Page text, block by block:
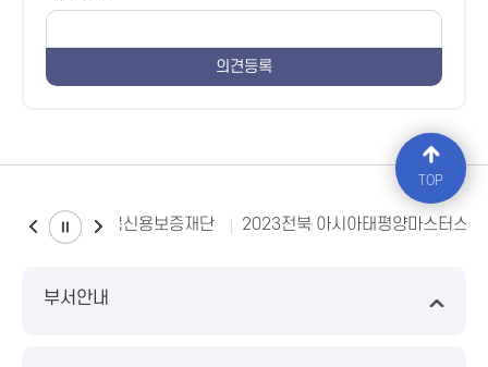
전북신용보증재단 2023전북 아시아태평양마스터스대
부서안내
TOP